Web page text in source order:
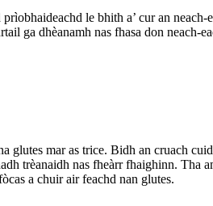
le bhith a’ cur an
ga dhèanamh nas fhasa don neach-
mar as trice. Bidh an cruach
trèanaidh nas fheàrr fhaighinn. Tha
a chuir air feachd nan glutes.